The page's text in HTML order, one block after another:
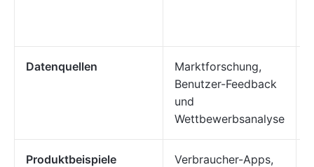
Datenquellen
Marktforschung,
Benutzer-Feedback
und
Wettbewerbsanalyse
Produktbeispiele
Verbraucher-Apps,